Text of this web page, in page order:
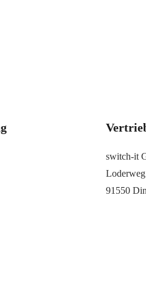
switch-it
91550